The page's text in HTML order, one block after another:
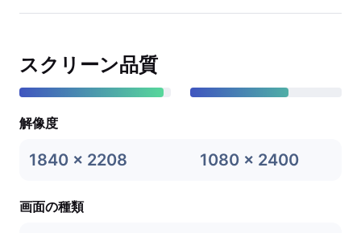
スクリーン品質
解像度
1840 x 2208 1080 x 2400
画面の種類